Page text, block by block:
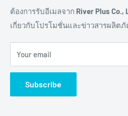
Remote I/O
Sensor
IoT Controller
Video Wall
Digital Signage
TV & Monitor
การสั่งซื้อสินค้า
การชำระเงิน
การจัดส่งสินค้า
การขอใบเสนอราคา
การรับประกันสินค้า
การคืนสินค้า และการคืนเงิน
ต้องการรับอีเมลจาก River Plus Co.,
เกี่ยวกับโปรโมชั่นและข่าวสารผลิต
Your email
Subscribe